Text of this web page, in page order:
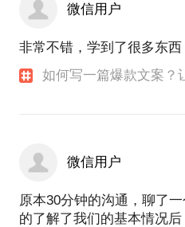
微信用户
非常不错，学到了很多东西
如何写一篇爆款文案？
微信用户
原本30分钟的沟通，聊了
的了解了我们的基本情况